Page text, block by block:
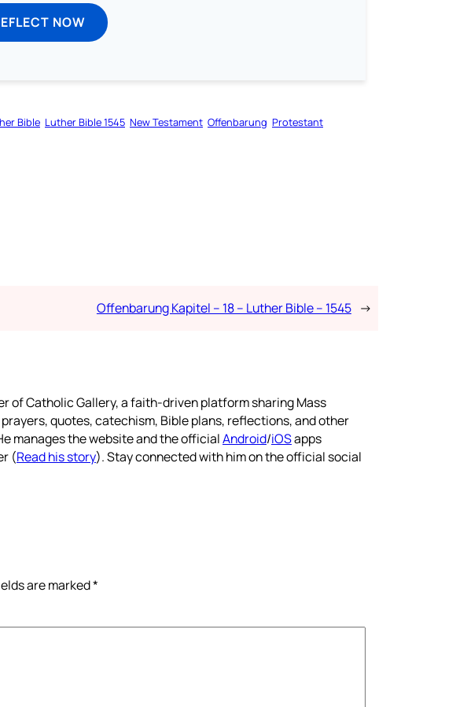
NOW
Bible Luther Bible 1545 New Testament Offenbarung Protestant
Offenbarung Kapitel – 18 – Luther Bible – 1545 →
of Catholic Gallery, a faith-driven platform sharing Mass
quotes, catechism, Bible plans, reflections, and other
manages the website and the officialAndroid/iOSapps
(Read his story). Stay connected with him on the official social
are marked*